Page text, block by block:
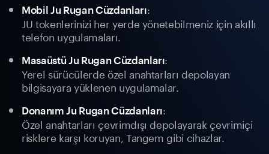
Mobil Ju Rugan Cüzdanları:
JU tokenlerinizi her yerde yönetebilmeniz için akıllı
telefon uygulamaları.
Masaüstü Ju Rugan Cüzdanları:
Yerel sürücülerde özel anahtarları depolayan
bilgisayara yüklenen uygulamalar.
Donanım Ju Rugan Cüzdanları:
Özel anahtarları çevrimdışı depolayarak çevrimiçi
risklere karşı koruyan, Tangem gibi cihazlar.